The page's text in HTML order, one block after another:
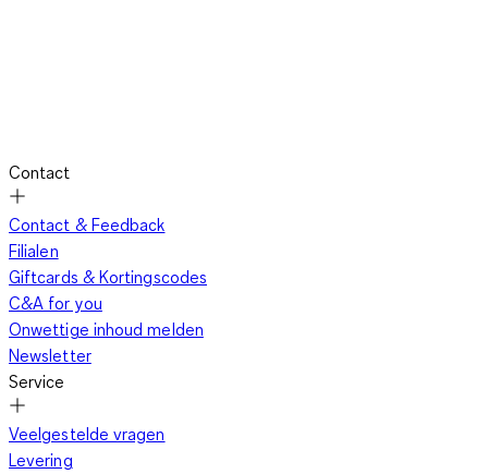
Contact
Contact & Feedback
Filialen
Giftcards & Kortingscodes
C&A for you
Onwettige inhoud melden
Newsletter
Service
Veelgestelde vragen
Levering